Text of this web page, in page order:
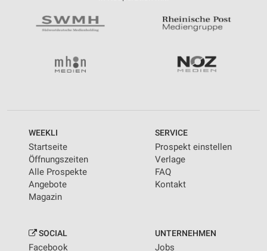
WEEKLI
Startseite
Öffnungszeiten
Alle Prospekte
Angebote
Magazin
SERVICE
Prospekt einstellen
Verlage
FAQ
Kontakt
SOCIAL
Facebook
UNTERNEHMEN
Jobs